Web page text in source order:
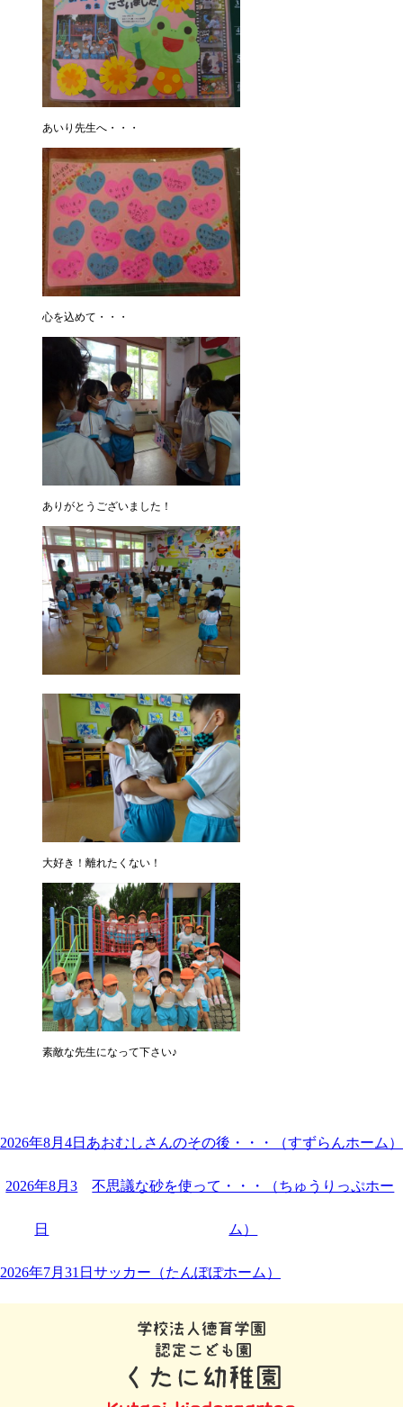
あいり先生へ・・・
心を込めて・・・
ありがとうございました！
大好き！離れたくない！
素敵な先生になって下さい♪
2026年8月4日 あおむしさんのその後・・・（すずらんホーム）
2026年8月3
日
不思議な砂を使って・・・（ちゅうりっぷホー
ム）
2026年7月31日 サッカー（たんぽぽホーム）